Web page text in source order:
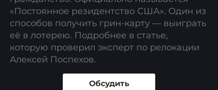
«Постоянное резидентство США». Один из
способов получить грин-карту — выиграть
её в лотерею. Подробнее в статье,
которую проверил эксперт по релокации
Алексей Поспехов.
Обсудить